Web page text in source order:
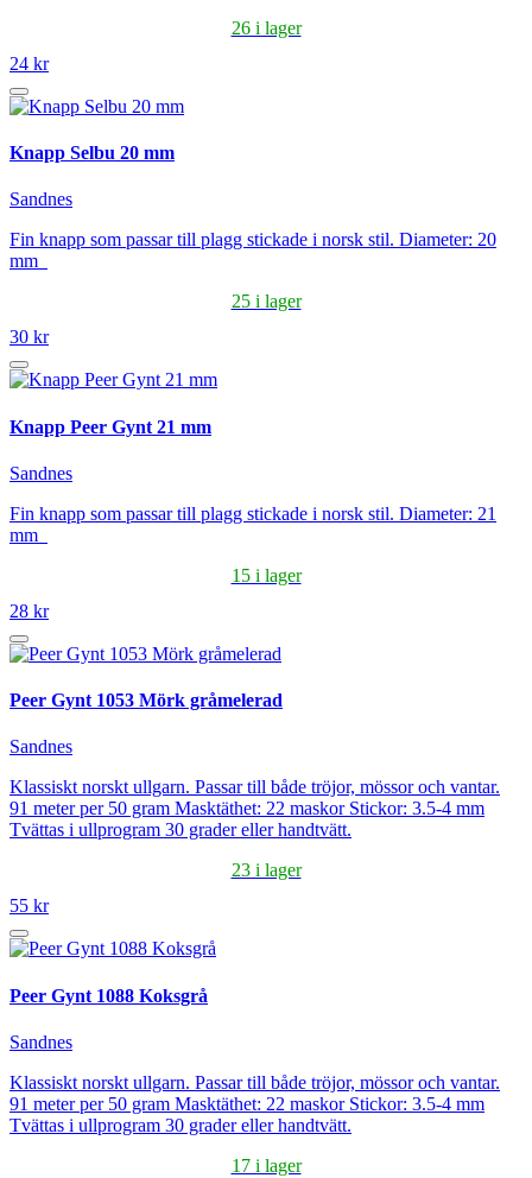
26 i lager
24 kr
Knapp Selbu 20 mm
Sandnes
Fin knapp som passar till plagg stickade i norsk stil. Diameter: 20
mm
25 i lager
30 kr
Knapp Peer Gynt 21 mm
Sandnes
Fin knapp som passar till plagg stickade i norsk stil. Diameter: 21
mm
15 i lager
28 kr
Peer Gynt 1053 Mörk gråmelerad
Sandnes
Klassiskt norskt ullgarn. Passar till både tröjor, mössor och vantar.
91 meter per 50 gram Masktäthet: 22 maskor Stickor: 3.5-4 mm
Tvättas i ullprogram 30 grader eller handtvätt.
23 i lager
55 kr
Peer Gynt 1088 Koksgrå
Sandnes
Klassiskt norskt ullgarn. Passar till både tröjor, mössor och vantar.
91 meter per 50 gram Masktäthet: 22 maskor Stickor: 3.5-4 mm
Tvättas i ullprogram 30 grader eller handtvätt.
17 i lager